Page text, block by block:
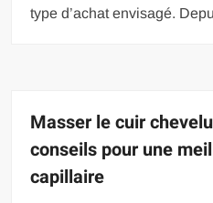
type d’achat envisagé.
Masser le cuir
conseils pour une
capillaire